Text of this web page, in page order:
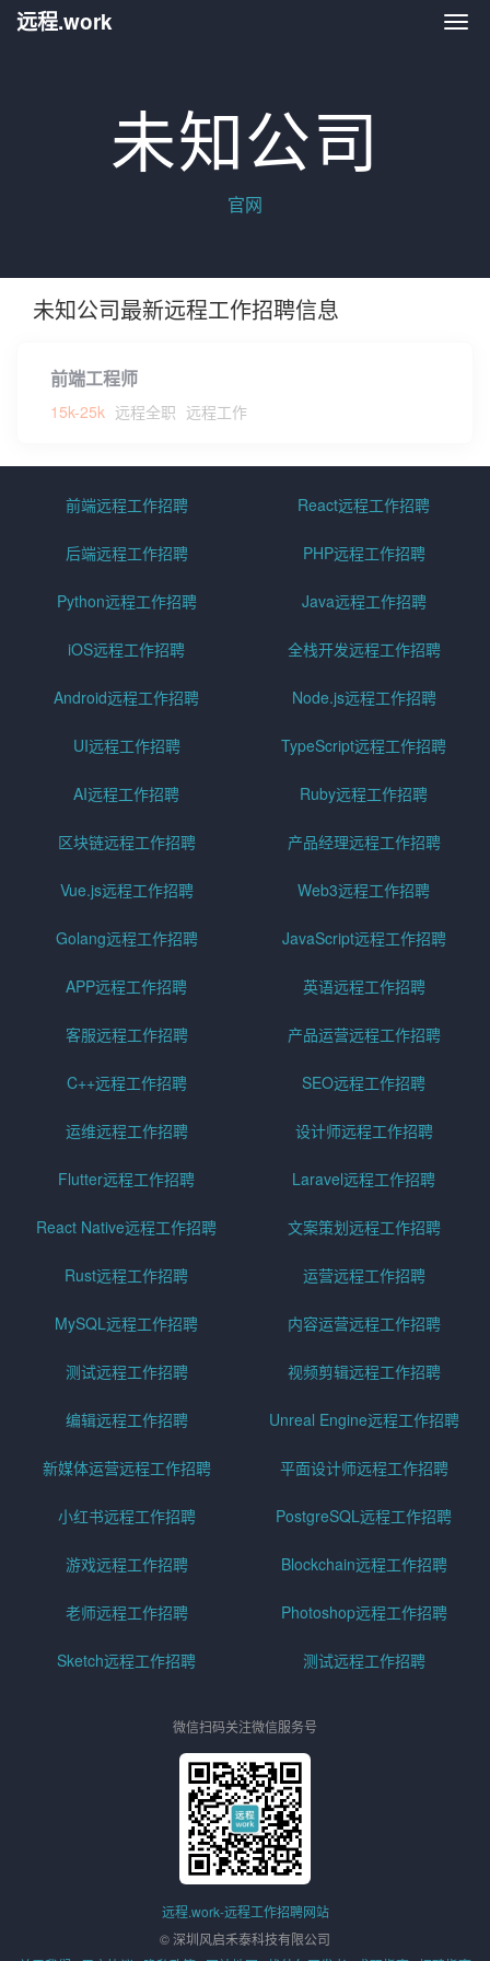
远
远程.work
未知公司
官网
未知公司最新远程工作招聘信息
前端工程师
15k-25k 远程全职 远程工作
前端远程工作招聘 React远程工作招聘
后端远程工作招聘 PHP远程工作招聘
Python远程工作招聘 Java远程工作招聘
iOS远程工作招聘 全栈开发远程工作招聘
Android远程工作招聘 Node.js远程工作招聘
UI远程工作招聘 TypeScript远程工作招聘
AI远程工作招聘 Ruby远程工作招聘
区块链远程工作招聘 产品经理远程工作招聘
Vue.js远程工作招聘 Web3远程工作招聘
Golang远程工作招聘 JavaScript远程工作招聘
APP远程工作招聘 英语远程工作招聘
客服远程工作招聘 产品运营远程工作招聘
C++远程工作招聘 SEO远程工作招聘
运维远程工作招聘 设计师远程工作招聘
Flutter远程工作招聘 Laravel远程工作招聘
React Native远程工作招聘 文案策划远程工作招聘
Rust远程工作招聘 运营远程工作招聘
MySQL远程工作招聘 内容运营远程工作招聘
测试远程工作招聘 视频剪辑远程工作招聘
编辑远程工作招聘 Unreal Engine远程工作招聘
新媒体运营远程工作招聘 平面设计师远程工作招聘
小红书远程工作招聘 PostgreSQL远程工作招聘
游戏远程工作招聘 Blockchain远程工作招聘
老师远程工作招聘 Photoshop远程工作招聘
Sketch远程工作招聘 测试远程工作招聘
微信扫码关注微信服务号
远程.work-远程工作招聘网站
© 深圳风启禾泰科技有限公司